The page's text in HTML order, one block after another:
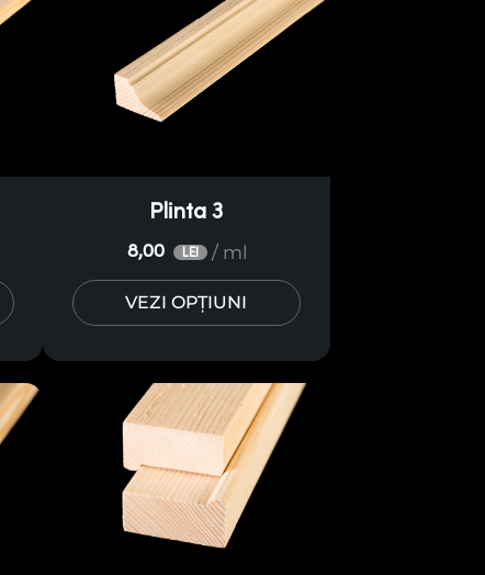
Plinta 3
8,00 LEI / ml
VEZI OPȚIUNI